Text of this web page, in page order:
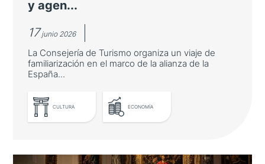
y agen...
17 junio 2026
La Consejería de Turismo organiza un viaje de
familiarización en el marco de la alianza de la
España...
CULTURA ECONOMÍA